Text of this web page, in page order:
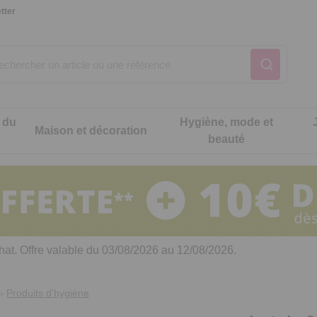
cuisine
de cuisine malins
Notre produit du
Notre produit du
Maison et décoration
Notre produit du
Hygiène, mode et
beauté
intimité
Notre produit du
Notre produit du
Notre produit du
Offre valable du 03/08/2026 au 12/08/2026.
Produits d'hygiène